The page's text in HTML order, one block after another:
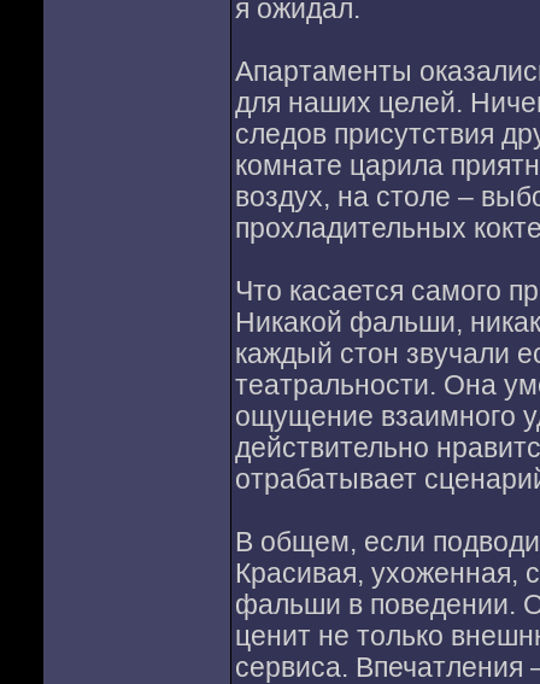
я ожидал.
Апартаменты
для наших целей.
следов присутствия
комнате царила
воздух, на столе –
прохладительных
Что касается самого
Никакой фальши,
каждый стон звучали
театральности. Она
ощущение взаимного
действительно
отрабатывает
В общем, если
Красивая, ухоженная,
фальши в поведении.
ценит не только
сервиса. Впечатления